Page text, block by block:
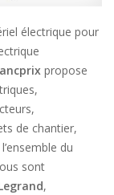
électrique pour
propose
de chantier,
du
sont
,